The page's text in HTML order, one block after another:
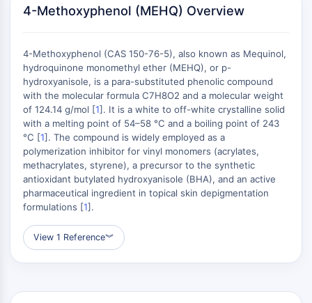
MÉDICAMENT/ADC LIÉ
Anticorps ADC
Conjugués de PROTAC-lien pour PAC
Conjugués peptide-médicament PDCs
Conjugués anticorps-médicament
(ADC)
Conjugués radiopharmaceutiques
(RDCs)
Charge utile d'ADC
Conjugués médicament-lien pour ADC
Lieur ADC
ÉPIGÉNÉTIQUE
Épigénétique
4-Methoxyphenol (MEHQ) Overview
4-Methoxyphenol (CAS 150-76-5), also known as Mequinol,
hydroquinone monomethyl ether (MEHQ), or p-
hydroxyanisole, is a para-substituted phenolic compound
with the molecular formula C7H8O2 and a molecular weight
of 124.14 g/mol [1]. It is a white to off-white crystalline solid
with a melting point of 54–58 °C and a boiling point of 243
°C [1]. The compound is widely employed as a
polymerization inhibitor for vinyl monomers (acrylates,
methacrylates, styrene), a precursor to the synthetic
antioxidant butylated hydroxyanisole (BHA), and an active
pharmaceutical ingredient in topical skin depigmentation
formulations [1].
View 1 Reference︾